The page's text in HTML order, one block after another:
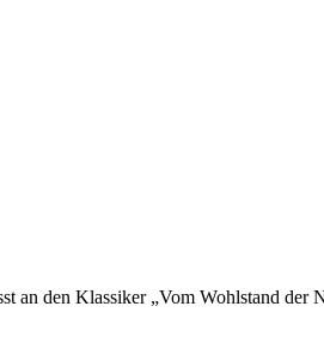
an den Klassiker „Vom Wohlstand